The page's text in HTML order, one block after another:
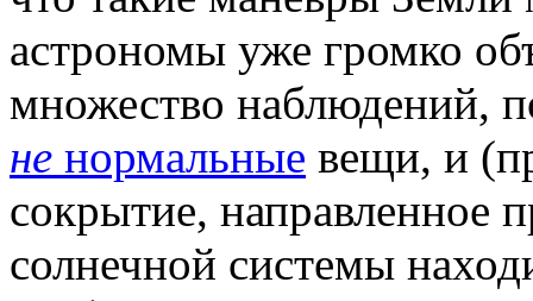
астрономы уже громко
множество наблюдений,
не нормальные вещи, и
сокрытие, направленное
солнечной системы